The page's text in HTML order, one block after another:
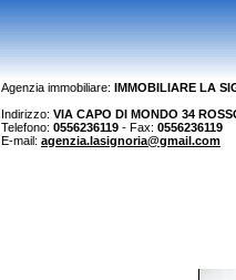
Agenzia immobiliare: IMMOBILIARE LA
Indirizzo: VIA CAPO DI MONDO 34
Telefono: 0556236119 - Fax: 0556236119
E-mail: agenzia.lasignoria@gmail.com